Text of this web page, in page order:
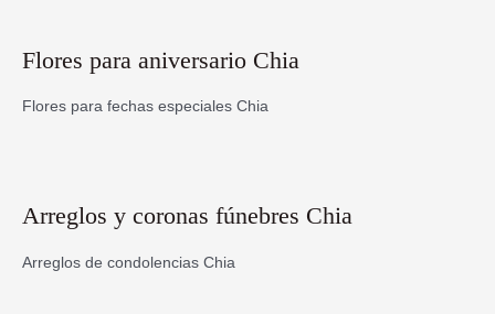
Flores para aniversario Chia
Flores para fechas especiales Chia
Arreglos y coronas fúnebres Chia
Arreglos de condolencias Chia